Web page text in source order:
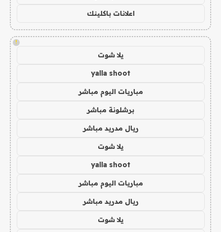
اعلانات باكلينك
!
يلا شوت
yalla shoot
مباريات اليوم مباشر
برشلونة مباشر
ريال مدريد مباشر
يلا شوت
yalla shoot
مباريات اليوم مباشر
ريال مدريد مباشر
يلا شوت